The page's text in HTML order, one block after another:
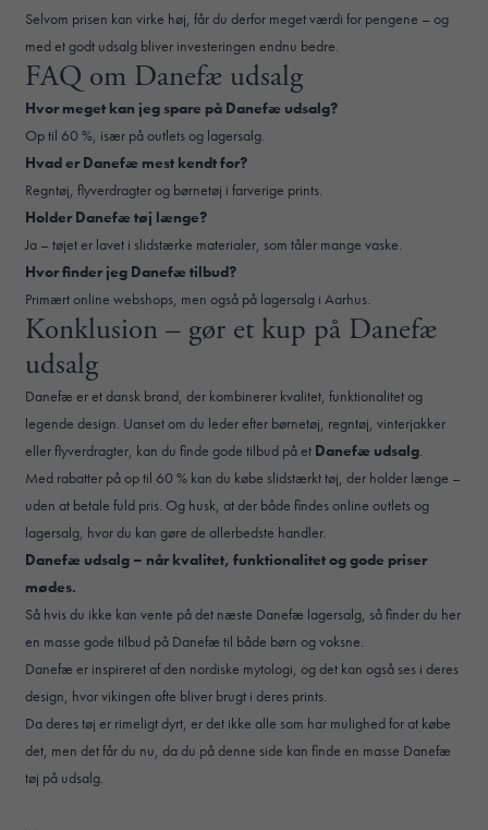
Selvom prisen kan virke høj, får du derfor meget værdi for pengene – og
med et godt udsalg bliver investeringen endnu bedre.
FAQ om Danefæ udsalg
Hvor meget kan jeg spare på Danefæ udsalg?
Op til 60 %, især på outlets og lagersalg.
Hvad er Danefæ mest kendt for?
Regntøj, flyverdragter og børnetøj i farverige prints.
Holder Danefæ tøj længe?
Ja – tøjet er lavet i slidstærke materialer, som tåler mange vaske.
Hvor finder jeg Danefæ tilbud?
Primært online webshops, men også på lagersalg i Aarhus.
Konklusion – gør et kup på Danefæ
udsalg
Danefæ er et dansk brand, der kombinerer kvalitet, funktionalitet og
legende design. Uanset om du leder efter børnetøj, regntøj, vinterjakker
eller flyverdragter, kan du finde gode tilbud på et Danefæ udsalg.
Med rabatter på op til 60 % kan du købe slidstærkt tøj, der holder længe –
uden at betale fuld pris. Og husk, at der både findes online outlets og
lagersalg, hvor du kan gøre de allerbedste handler.
Danefæ udsalg – når kvalitet, funktionalitet og gode priser
mødes.
Så hvis du ikke kan vente på det næste Danefæ lagersalg, så finder du her
en masse gode tilbud på Danefæ til både børn og voksne.
Danefæ er inspireret af den nordiske mytologi, og det kan også ses i deres
design, hvor vikingen ofte bliver brugt i deres prints.
Da deres tøj er rimeligt dyrt, er det ikke alle som har mulighed for at købe
det, men det får du nu, da du på denne side kan finde en masse Danefæ
tøj på udsalg.